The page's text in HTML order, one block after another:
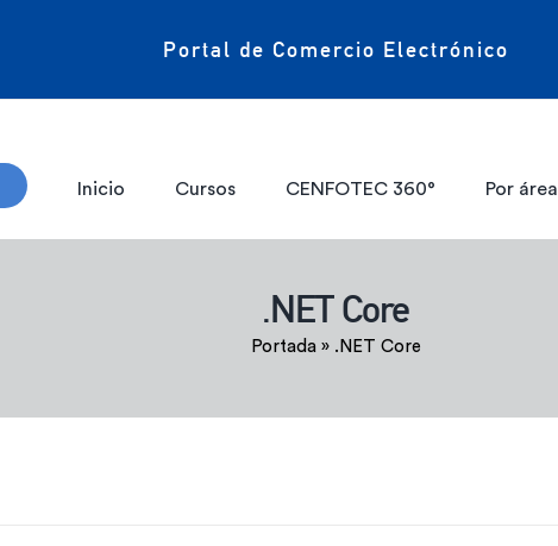
Portal de Comercio Electrónico
Inicio Cursos CENFOTEC 360° Por área
.NET Core
Portada» .NET Core